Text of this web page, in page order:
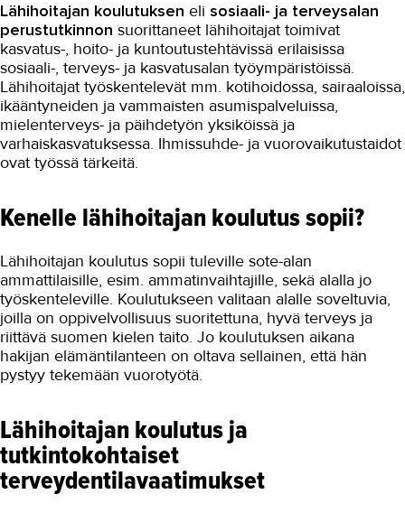
Lähihoitajan koulutuksen eli sosiaali- ja terveysalan
perustutkinnon suorittaneet lähihoitajat toimivat
kasvatus-, hoito- ja kuntoutustehtävissä erilaisissa
sosiaali-, terveys- ja kasvatusalan työympäristöissä.
Lähihoitajat työskentelevät mm. kotihoidossa, sairaaloissa,
ikääntyneiden ja vammaisten asumispalveluissa,
mielenterveys- ja päihdetyön yksiköissä ja
varhaiskasvatuksessa. Ihmissuhde- ja vuorovaikutustaidot
ovat työssä tärkeitä.
Kenelle lähihoitajan koulutus sopii?
Lähihoitajan koulutus sopii tuleville sote-alan
ammattilaisille, esim. ammatinvaihtajille, sekä alalla jo
työskenteleville. Koulutukseen valitaan alalle soveltuvia,
joilla on oppivelvollisuus suoritettuna, hyvä terveys ja
riittävä suomen kielen taito. Jo koulutuksen aikana
hakijan elämäntilanteen on oltava sellainen, että hän
pystyy tekemään vuorotyötä.
Lähihoitajan koulutus ja
tutkintokohtaiset
terveydentilavaatimukset